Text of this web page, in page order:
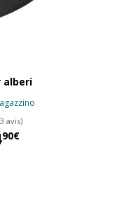
alberi
avis)
90€